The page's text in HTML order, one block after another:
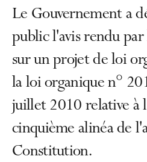
Le Gouvernement a
public l'avis rendu par
sur un projet de loi
la loi organique n°
juillet 2010 relative à
cinquième alinéa de
Constitution.